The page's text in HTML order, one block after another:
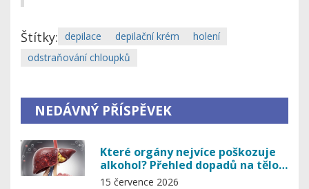
Štítky: depilace depilační krém
holení
odstraňování chloupků
NEDÁVNÝ PŘÍSPĚVEK
Které orgány nejvíce poškozuje
alkohol? Přehled dopadů na tělo a
detoxikace
15 července 2026